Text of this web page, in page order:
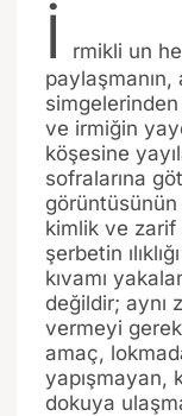
İ
rmikli un
paylaşmanın,
ve irmiğin
köşesine
sofralarına
görüntüsünün
kimlik ve zarif
şerbetin
kıvamı
değildir; aynı
vermeyi
amaç,
yapışmayan,
dokuya